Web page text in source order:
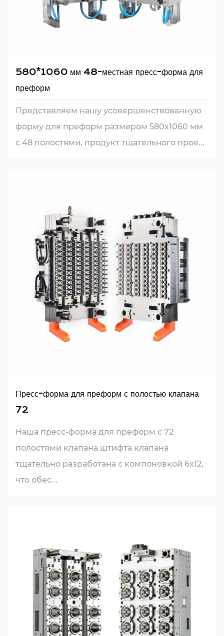
580*1060 мм 48-местная пресс-форма для
преформ
Представляем нашу усовершенствованную
форму для преформ размером 580x1060 мм
с 48 полостями, продукт тщательного прое...
Пресс-форма для преформ с полостью клапана
72
Наша пресс-форма для преформ с 72
полостями клапана штифта клапана
тщательно разработана с компоновкой 6x12,
что обес...